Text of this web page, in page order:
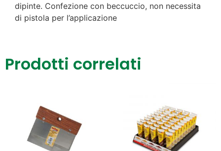
dipinte. Confezione con beccuccio, non necessita
di pistola per l’applicazione
Prodotti correlati